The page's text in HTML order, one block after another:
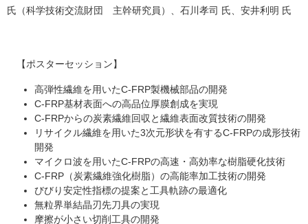
氏（科学技術交流財団 主幹研究員）、石川孝司 氏、安井利明 氏
【ポスターセッション】
高弾性繊維を用いたC-FRP製機械部品の開発
C-FRP基材表面への高品位厚膜創成を実現
C-FRPからの炭素繊維回収と繊維表面改質技術の開発
リサイクル繊維を用いた3次元形状を有するC-FRPの成形技術
開発
マイクロ波を用いたC-FRPの高速・高効率な樹脂硬化技術
C-FRP（炭素繊維強化樹脂）の高能率加工技術の開発
びびり安定性指標の提案と工具軌跡の最適化
無粒界単結晶刃先刀具の実現
摩擦が小さい切削工具の開発